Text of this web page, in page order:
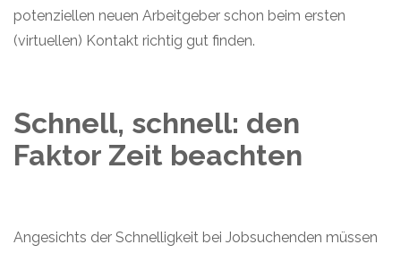
potenziellen neuen Arbeitgeber schon beim ersten
(virtuellen) Kontakt richtig gut finden.
Schnell, schnell: den
Faktor Zeit beachten
Angesichts der Schnelligkeit bei Jobsuchenden müssen